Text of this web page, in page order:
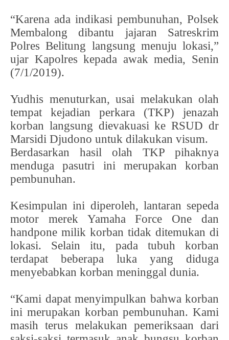
“Karena ada indikasi pembunuhan, Polsek
Membalong dibantu jajaran Satreskrim
Polres Belitung langsung menuju lokasi,”
ujar Kapolres kepada awak media, Senin
(7/1/2019).
Yudhis menuturkan, usai melakukan olah
tempat kejadian perkara (TKP) jenazah
korban langsung dievakuasi ke RSUD dr
Marsidi Djudono untuk dilakukan visum.
Berdasarkan hasil olah TKP pihaknya
menduga pasutri ini merupakan korban
pembunuhan.
Kesimpulan ini diperoleh, lantaran sepeda
motor merek Yamaha Force One dan
handpone milik korban tidak ditemukan di
lokasi. Selain itu, pada tubuh korban
terdapat beberapa luka yang diduga
menyebabkan korban meninggal dunia.
“Kami dapat menyimpulkan bahwa korban
ini merupakan korban pembunuhan. Kami
masih terus melakukan pemeriksaan dari